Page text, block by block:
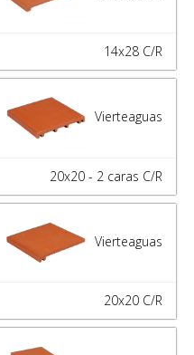
14x28 C/R
Vierteaguas
20x20 - 2 caras C/R
Vierteaguas
20x20 C/R